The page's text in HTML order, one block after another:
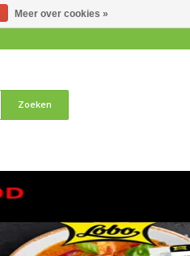
Zoeken
Meer over cookies »